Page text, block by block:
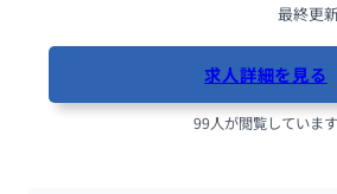
最終更
求人詳細を見る
99人が閲覧しています